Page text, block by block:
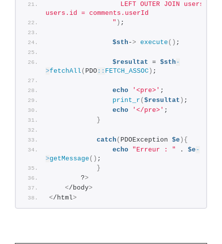
                  LEFT OUTER JOIN users ON
users.id = comments.userId
                "
) ;
$sth -> execute () ;
$resultat = $sth -
>fetchAll ( PDO :: FETCH_ASSOC ) ;
echo '<pre>' ;
print_r ( $resultat ) ;
echo
'</pre>' ;
}
catch ( PDOException $e ){
echo "Erreur : " . $e -
>getMessage () ;
}
        ?
>
</body>
</html>